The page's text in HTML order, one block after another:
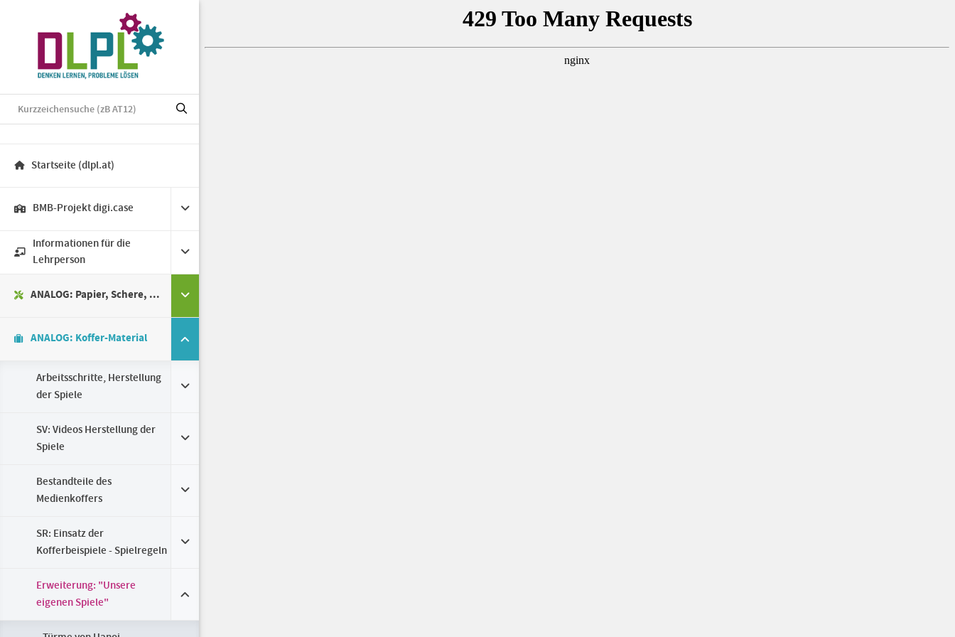
Startseite (dlpl.at)
BMB-Projekt digi.case
Informationen für die
Lehrperson
ANALOG: Papier, Schere, ...
ANALOG: Koffer-Material
Arbeitsschritte, Herstellung
der Spiele
SV: Videos Herstellung der
Spiele
Bestandteile des
Medienkoffers
SR: Einsatz der
Kofferbeispiele - Spielregeln
Erweiterung: "Unsere
eigenen Spiele"